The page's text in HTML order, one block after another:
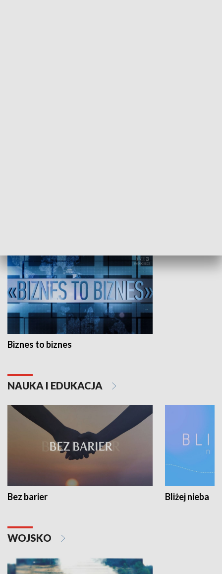
Biznes to biznes
NAUKA I EDUKACJA
Bez barier Bliżej nieba
WOJSKO